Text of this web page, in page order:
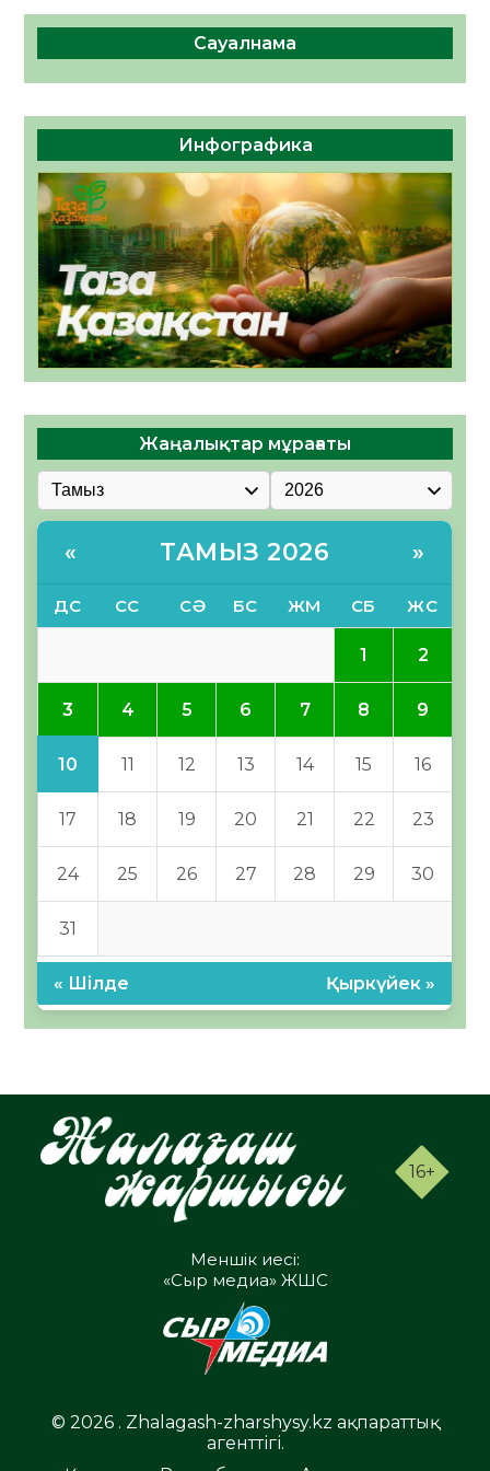
Сауалнама
Инфографика
Жаңалықтар мұрағаты
« ТАМЫЗ 2026 »
ДС СС СӘ БС ЖМ СБ ЖС
1 2
3 4 5 6 7 8 9
10 11 12 13 14 15 16
17 18 19 20 21 22 23
24 25 26 27 28 29 30
31
« Шілде Қыркүйек »
16+
Меншік иесі:
«Сыр медиа» ЖШС
© 2026 . Zhalagash-zharshysy.kz ақпараттық
агенттігі.